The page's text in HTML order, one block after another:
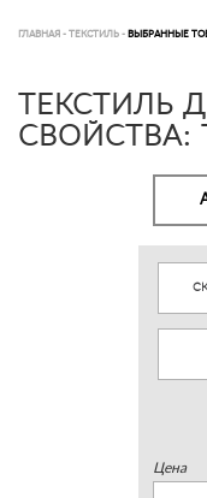
ГЛАВНАЯ - ТЕКСТИЛЬ - ВЫБРАННЫЕ
ТЕКСТИЛЬ
СВОЙСТВА:
Цена